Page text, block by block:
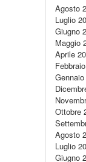
Agosto
Luglio
Giugno
Maggio
Aprile
Ottobre
Agosto
Luglio
Giugno